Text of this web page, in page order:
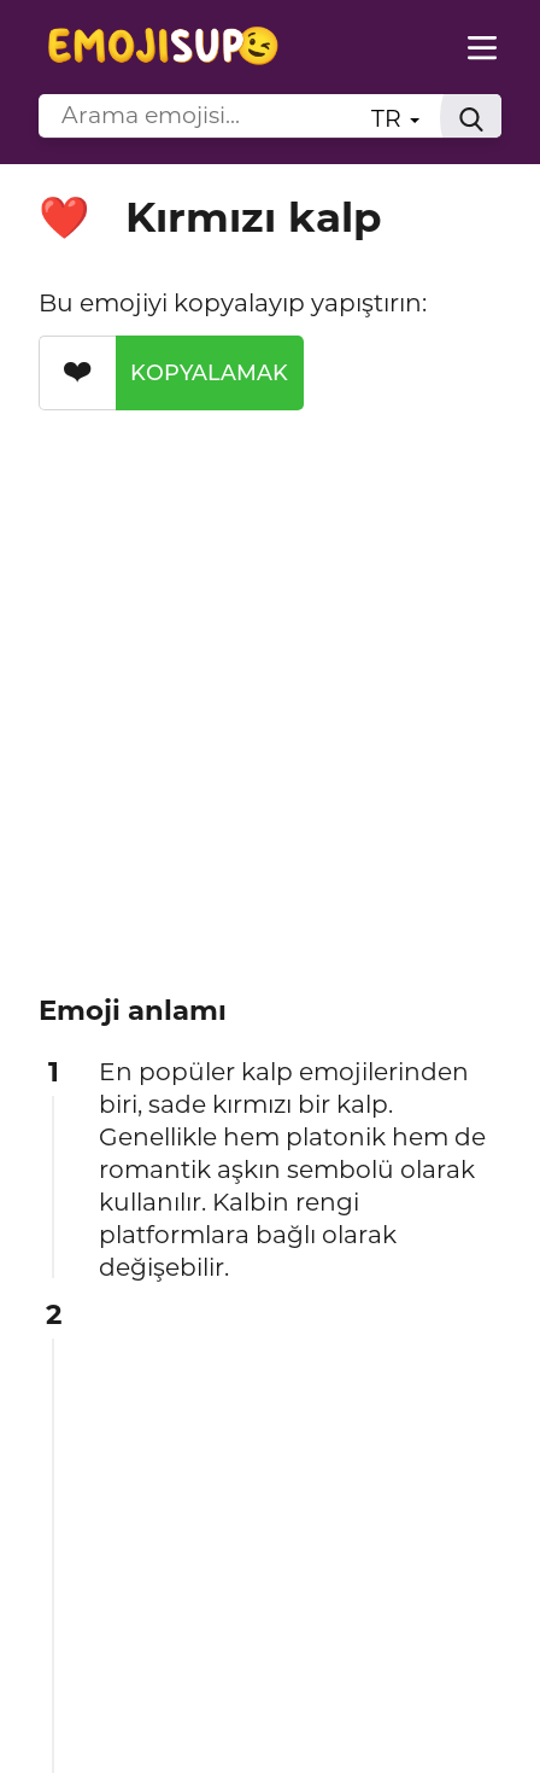
TR
❤️ Kırmızı kalp
Bu emojiyi kopyalayıp yapıştırın:
❤️ KOPYALAMAK
Emoji anlamı
1
En popüler kalp emojilerinden
biri, sade kırmızı bir kalp.
Genellikle hem platonik hem de
romantik aşkın sembolü olarak
kullanılır. Kalbin rengi
platformlara bağlı olarak
değişebilir.
2